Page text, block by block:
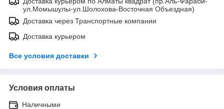
ул.Момышулы-ул.Шолохова-Восточная Объездная)
Доставка через Транспортные компании
Доставка курьером
Все условия доставки
Условия оплаты
Наличными